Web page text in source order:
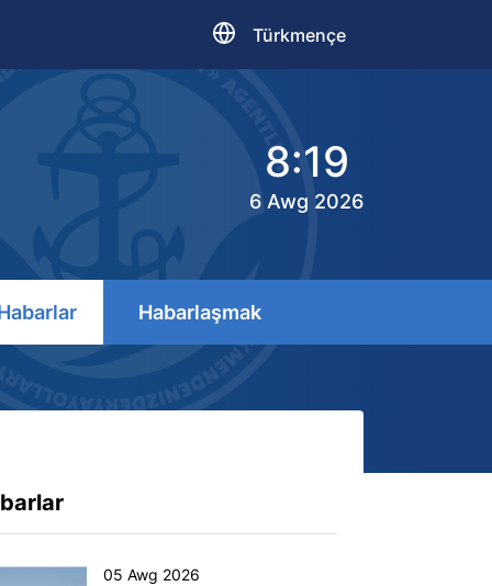
Türkmençe
8:19
6 Awg 2026
Habarlaşmak
05 Awg 2026